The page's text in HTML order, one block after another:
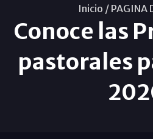
Inicio / PAGINA
Conoce las
pastorales